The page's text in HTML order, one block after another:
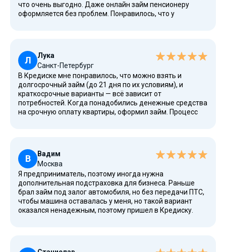
что очень выгодно. Даже онлайн займ пенсионеру
оформляется без проблем. Понравилось, что у
возиться с наличкой. После погашения займа я сразу
подал новую заявку, и её одобрили. На своём опыте
убедился: Кредиска — это надежные условия для
клиентов разного возраста.
Л
Лука
Санкт-Петербург
В Кредиске мне понравилось, что можно взять и
долгосрочный займ (до 21 дня по их условиям), и
краткосрочные варианты — всё зависит от
потребностей. Когда понадобились денежные средства
на срочную оплату квартиры, оформил займ. Процесс
сервиса и отсутствие навязанных страховок. Считаю,
что для жителей крупных городов, вроде нашего, это
отличный способ быстро решить финансовые вопросы.
В
Вадим
Москва
Я предприниматель, поэтому иногда нужна
дополнительная подстраховка для бизнеса. Раньше
брал займ под залог автомобиля, но без передачи ПТС,
чтобы машина оставалась у меня, но такой вариант
оказался ненадежным, поэтому пришел в Кредиску.
подобрать сумму под свои нужды. Понравилось, что всё